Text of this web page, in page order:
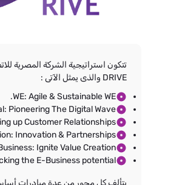
DRIVE والذى يمثل الآتى :
WE: Agile & Sustainable WE.
Pioneering The Digital Wave.
up Customer Relationships.
Innovation & Partnerships.
Ignite Value Creation.
the E-Business potential.
يتألف كل محور من عدة مبادرات